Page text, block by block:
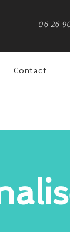
06 26
Contact